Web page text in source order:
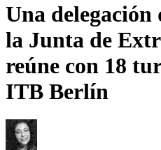
Una
la Junta de
reúne con 18
ITB Berlín